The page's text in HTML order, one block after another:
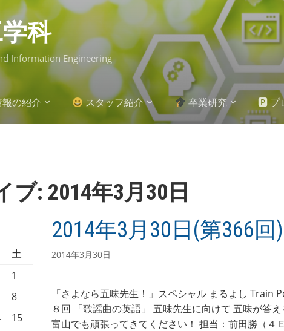
科
Information Engineering
の紹介 スタッフ紹介 卒業研究 🅿 プ
ブ: 2014年3月30日
土
1
8
15
2014年3月30日(第366回)
2014年3月30日
「さよなら五味先生！」スペシャル まるよし Train
８回 「歌謡曲の英語」 五味先生に向けて 五味が答え
富山でも頑張ってきてください！ 担当：前田勝（４